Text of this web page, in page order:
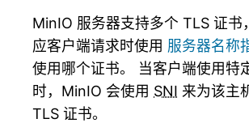
MinIO 服务器支持多个 TLS 证书
应客户端请求时使用 服务器名称
使用哪个证书。 当客户端使用特
时，MinIO 会使用 SNI 来为该主
TLS 证书。